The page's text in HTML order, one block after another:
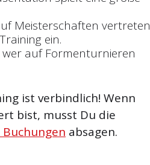
Meisterschaften vertreten
ein.
wer auf Formenturnieren
ist verbindlich! Wenn
bist, musst Du die
Buchungen absagen.